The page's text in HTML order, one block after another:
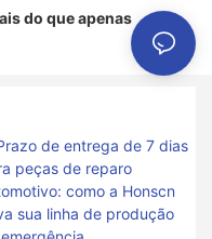
do que apenas